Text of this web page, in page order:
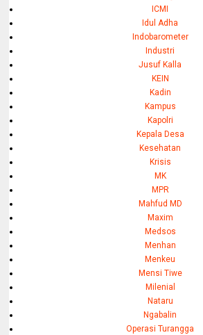
ICMI
Idul Adha
Indobarometer
Industri
Jusuf Kalla
KEIN
Kadin
Kampus
Kapolri
Kepala Desa
Kesehatan
Krisis
MK
MPR
Mahfud MD
Maxim
Medsos
Menhan
Menkeu
Mensi Tiwe
Milenial
Nataru
Ngabalin
Operasi Turangga